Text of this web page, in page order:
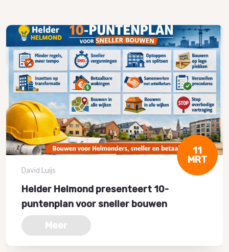
11
MRT
David Luijs
Helder Helmond presenteert 10-
puntenplan voor sneller bouwen
Meer